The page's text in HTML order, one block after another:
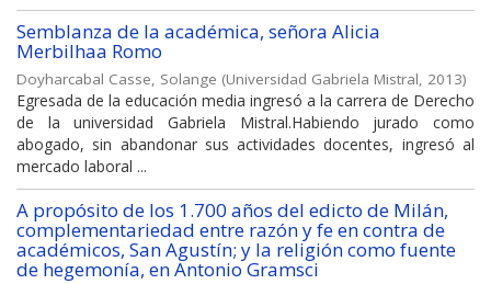
Semblanza de la académica, señora Alicia
Merbilhaa Romo
Doyharcabal Casse, Solange (Universidad Gabriela Mistral, 2013)
Egresada de la educación media ingresó a la carrera de Derecho
de la universidad Gabriela Mistral.Habiendo jurado como
abogado, sin abandonar sus actividades docentes, ingresó al
mercado laboral ...
A propósito de los 1.700 años del edicto de Milán,
complementariedad entre razón y fe en contra de
académicos, San Agustín; y la religión como fuente
de hegemonía, en Antonio Gramsci